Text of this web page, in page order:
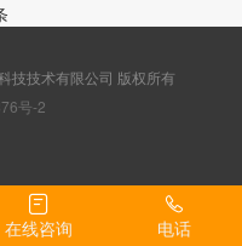
技技术有限公司 版权所有
号-2
在线咨询 电话